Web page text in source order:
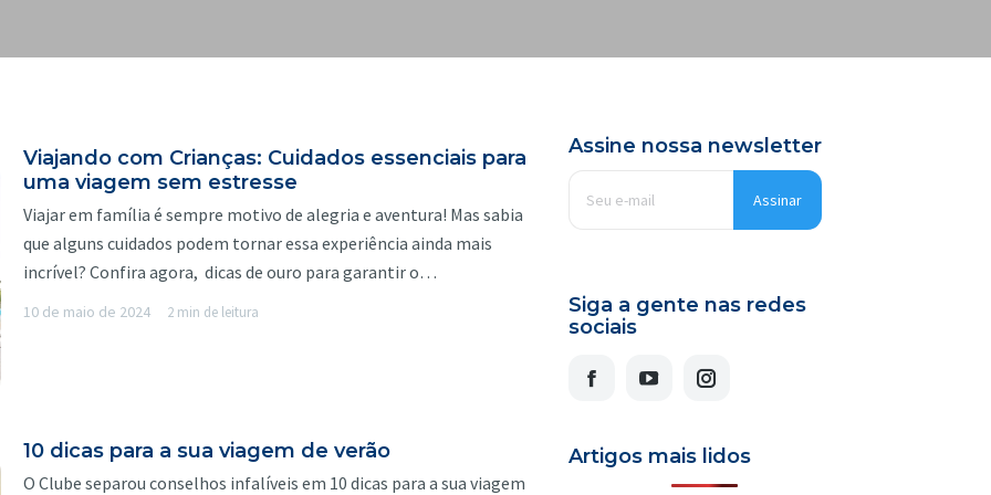
Viajando com Crianças: Cuidados essenciais para
uma viagem sem estresse
10 de maio de 2024 2 min de leitura
Viajar em família é sempre motivo de alegria e aventura! Mas sabia
que alguns cuidados podem tornar essa experiência ainda mais
incrível? Confira agora, dicas de ouro para garantir o…
10 dicas para a sua viagem de verão
O Clube separou conselhos infalíveis em 10 dicas para a sua viagem
Assine nossa newsletter
mail *
Siga a gente nas redes
sociais
FacebookYouTube
Artigos mais lidos